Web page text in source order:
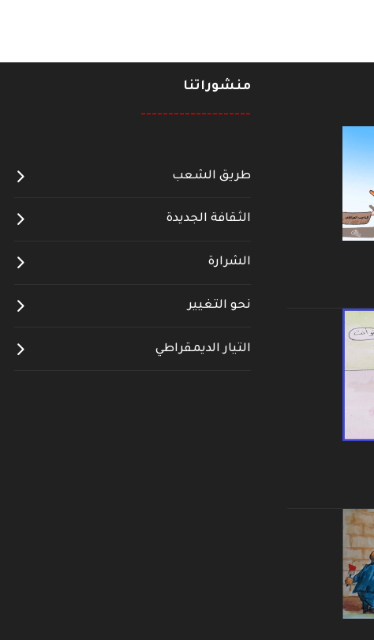
منشوراتنا
--------------------
طريق الشعب
الثقافة الجديدة
الشرارة
نحو التغيير
التيار الديمقراطي